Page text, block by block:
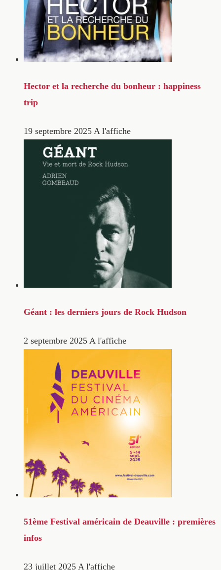
Hector et la recherche du bonheur : happiness
trip
19 septembre 2025 A l'affiche
Géant : les derniers jours de Rock Hudson
2 septembre 2025 A l'affiche
51ème Festival américain de Deauville : premières
infos
23 juillet 2025 A l'affiche